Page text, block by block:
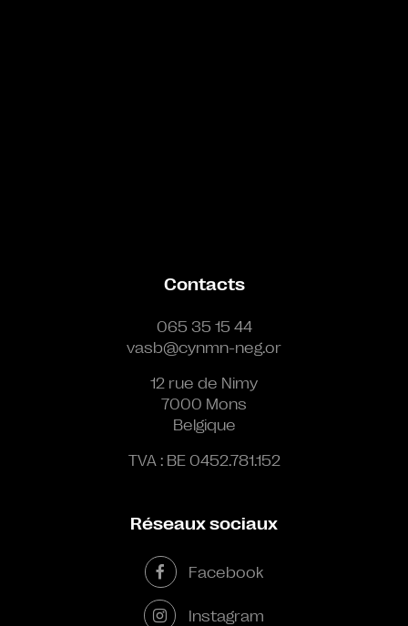
Contacts
065 35 15 44
vasb@cynmn-neg.or
12 rue de Nimy
7000 Mons
Belgique
TVA : BE 0452.781.152
Réseaux sociaux
Facebook
Instagram